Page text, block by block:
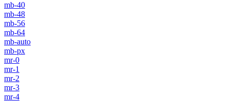
mb-40
mb-48
mb-56
mb-64
mb-auto
mb-px
mr-0
mr-1
mr-2
mr-3
mr-4